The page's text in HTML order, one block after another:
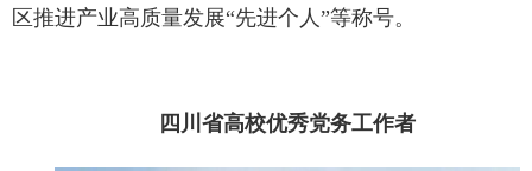
区推进产业高质量发展“先进个人”等称号。
四川省高校优秀党务工作者